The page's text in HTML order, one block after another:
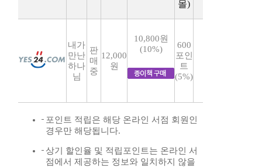
몰)
내가
만난
하나
님
판
매
중
12,000
원
10,800원
(10%)
600
포인
트
(5%)
포인트 적립은 해당 온라인 서점 회원인
경우만 해당됩니다.
상기 할인율 및 적립포인트는 온라인 서
점에서 제공하는 정보와 일치하지 않을